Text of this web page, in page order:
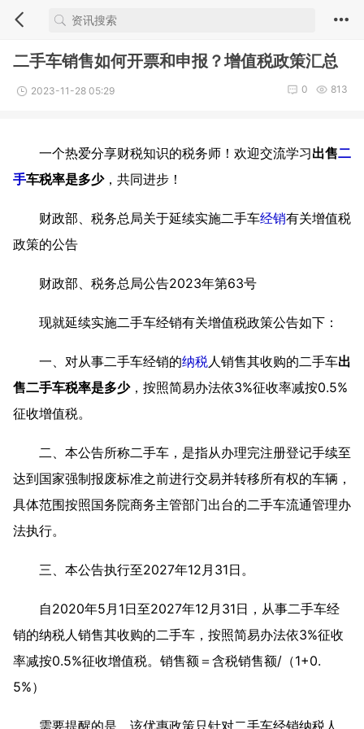
二手车销售如何开票和申报？增值税政策汇总
2023-11-28 05:29 813
0
一个热爱分享财税知识的税务师！欢迎交流学习出售二
手车税率是多少，共同进步！
财政部、税务总局关于延续实施二手车经销有关增值税
政策的公告
财政部、税务总局公告2023年第63号
现就延续实施二手车经销有关增值税政策公告如下：
一、对从事二手车经销的纳税人销售其收购的二手车出
售二手车税率是多少，按照简易办法依3%征收率减按0.5%
征收增值税。
二、本公告所称二手车，是指从办理完注册登记手续至
达到国家强制报废标准之前进行交易并转移所有权的车辆，
具体范围按照国务院商务主管部门出台的二手车流通管理办
法执行。
三、本公告执行至2027年12月31日。
自2020年5月1日至2027年12月31日，从事二手车经
销的纳税人销售其收购的二手车，按照简易办法依3%征收
率减按0.5%征收增值税。销售额＝含税销售额/（1+0.
5%）
需要提醒的是，该优惠政策只针对二手车经销纳税人，